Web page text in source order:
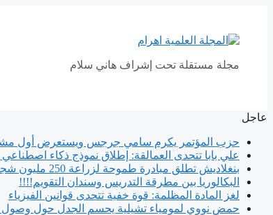
المحتوى
مجلة مستقلة تحت إشراف هاني سلام
عاجل
حزب المؤتمر يكرم سامي جرجس ويستعرض أول
علي بابا تتحدى العمالقة: إطلاق نموذج ذكاء
بنغلاديش تطلق مبادرة طموحة لزراعة 250 مليون شجرة: التحدي يكمن في الاستدامة
البكالوريا بين مطرقة التدريس وسندان التقويم!!!!
لغز المادة المظلمة: قوة خفية تتحدى قوانين الفيزياء
حمض نووي لمومياء تشيلية يحسم الجدل حول وصول